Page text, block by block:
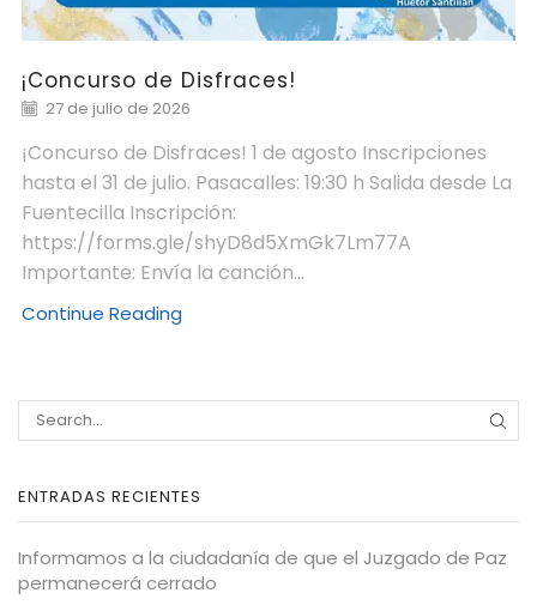
¡Concurso de Disfraces!
27 de julio de 2026
¡Concurso de Disfraces! 1 de agosto Inscripciones
hasta el 31 de julio. Pasacalles: 19:30 h Salida desde La
Fuentecilla Inscripción:
https://forms.gle/shyD8d5XmGk7Lm77A
Importante: Envía la canción...
Continue Reading
ENTRADAS RECIENTES
Informamos a la ciudadanía de que el Juzgado de Paz
permanecerá cerrado